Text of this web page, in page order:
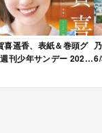
喜遥香、表紙＆巻頭グ
刊少年サンデー 2026